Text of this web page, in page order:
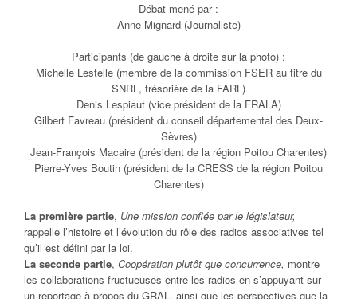
Débat mené par :
Anne Mignard (Journaliste)
Participants (de gauche à droite sur la photo) :
Michelle Lestelle (membre de la commission FSER au titre du
SNRL, trésorière de la FARL)
Denis Lespiaut (vice président de la FRALA)
Gilbert Favreau (président du conseil départemental des Deux-
Sèvres)
Jean-François Macaire (président de la région Poitou Charentes)
Pierre-Yves Boutin (président de la CRESS de la région Poitou
Charentes)
La première partie, Une mission confiée par le législateur,
rappelle l’histoire et l’évolution du rôle des radios associatives tel
qu’il est défini par la loi.
La seconde partie, Coopération plutôt que concurrence, montre
les collaborations fructueuses entre les radios en s’appuyant sur
un reportage à propos du GRAL, ainsi que les perspectives que la